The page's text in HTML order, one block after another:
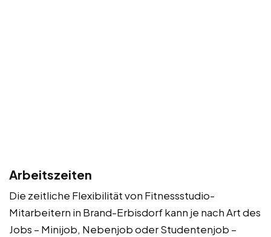
Arbeitszeiten
Die zeitliche Flexibilität von Fitnessstudio-
Mitarbeitern in Brand-Erbisdorf kann je nach Art des
Jobs – Minijob, Nebenjob oder Studentenjob –